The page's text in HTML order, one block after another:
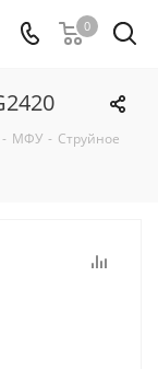
0
- МФУ - Струйное